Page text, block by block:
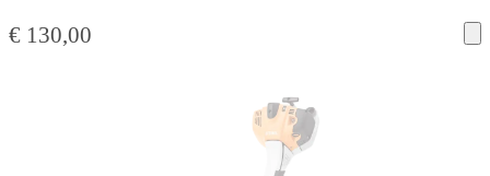
€ 130,00